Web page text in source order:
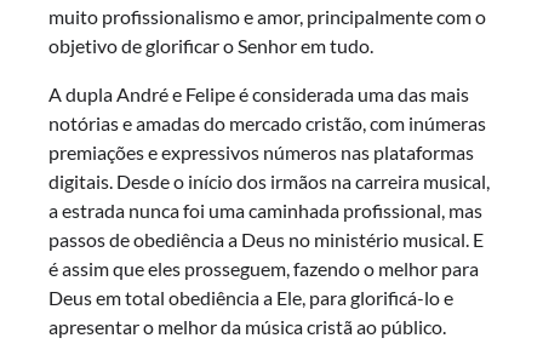
muito profissionalismo e amor, principalmente com o
objetivo de glorificar o Senhor em tudo.
A dupla André e Felipe é considerada uma das mais
notórias e amadas do mercado cristão, com inúmeras
premiações e expressivos números nas plataformas
digitais. Desde o início dos irmãos na carreira musical,
a estrada nunca foi uma caminhada profissional, mas
passos de obediência a Deus no ministério musical. E
é assim que eles prosseguem, fazendo o melhor para
Deus em total obediência a Ele, para glorificá-lo e
apresentar o melhor da música cristã ao público.